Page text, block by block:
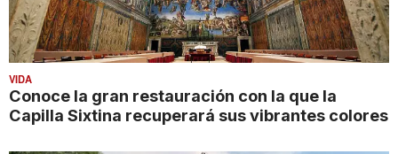
VIDA
Conoce la gran restauración con la que la
Capilla Sixtina recuperará sus vibrantes colores